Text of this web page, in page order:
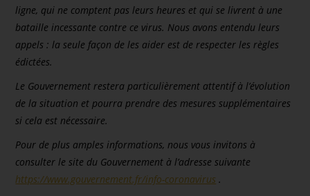
ligne, qui ne comptent pas leurs heures et qui se livrent à une
bataille incessante contre ce virus. Nous avons entendu leurs
appels : la seule façon de les aider est de respecter les règles
édictées.
Le Gouvernement restera particulièrement attentif à l’évolution
de la situation et pourra prendre des mesures supplémentaires
si cela est nécessaire.
Pour de plus amples informations, nous vous invitons à
consulter le site du Gouvernement à l’adresse suivante
https://www.gouvernement.fr/info-coronavirus .